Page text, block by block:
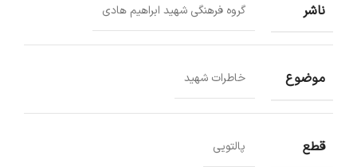
ناشر گروه فرهنگی شهید ابراهیم هادی
موضوع خاطرات شهید
قطع پالتویی